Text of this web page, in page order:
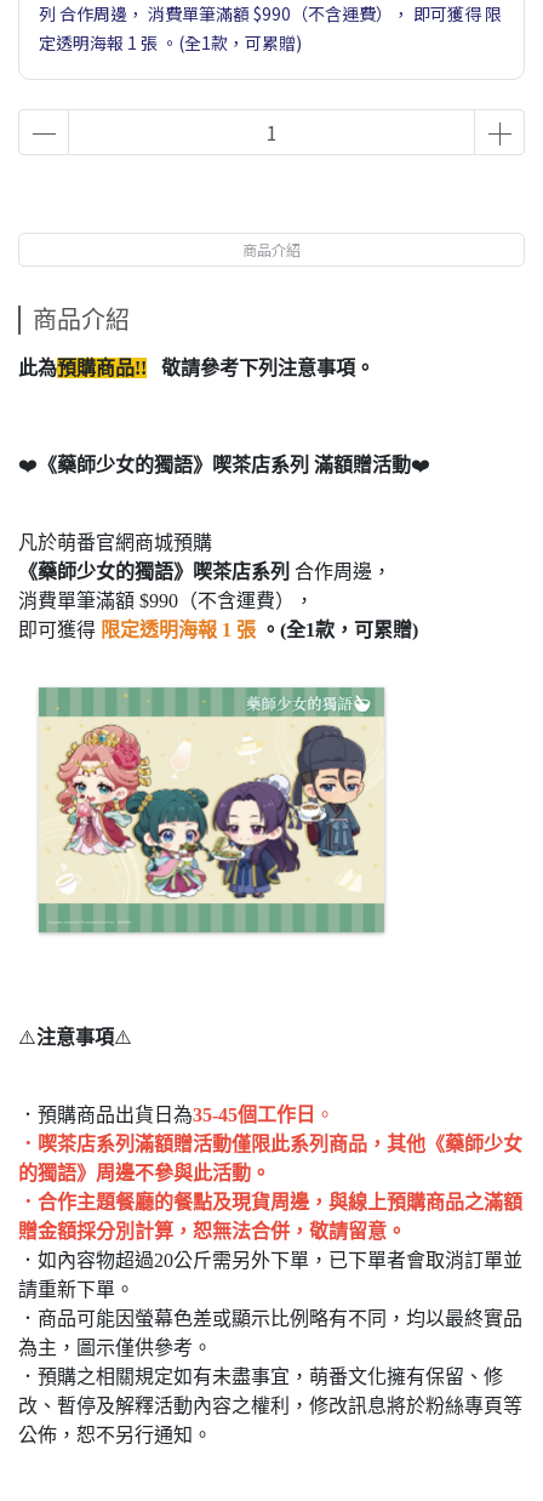
列 合作周邊， 消費單筆滿額 $990（不含運費）， 即可獲得 限
定透明海報 1 張 。(全1款，可累贈)
商品介紹
商品介紹
此為預購商品!! 敬請參考下列注意事項。
❤️ 《藥師少女的獨語》喫茶店系列 滿額贈活動❤️
凡於萌番官網商城預購
《藥師少女的獨語》喫茶店系列 合作周邊，
消費單筆滿額 $990（不含運費），
即可獲得 限定透明海報 1 張 。(全1款，可累贈)
⚠️注意事項⚠️
．預購商品出貨日為35-45個工作日 。
．喫茶店系列滿額贈活動僅限此系列商品，其他《藥師少女
的獨語》周邊不參與此活動。
．合作主題餐廳的餐點及現貨周邊，與線上預購商品之滿額
贈金額採分別計算，恕無法合併，敬請留意。
．如內容物超過20公斤需另外下單，已下單者會取消訂單並
請重新下單。
．商品可能因螢幕色差或顯示比例略有不同，均以最終實品
為主，圖示僅供參考。
．預購之相關規定如有未盡事宜，萌番文化擁有保留、修
改、暫停及解釋活動內容之權利，修改訊息將於粉絲專頁等
公佈，恕不另行通知。